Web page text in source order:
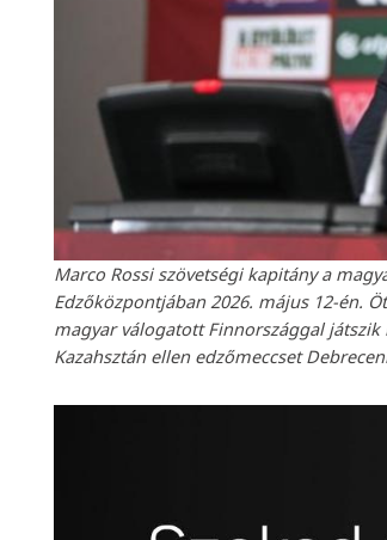
Marco Rossi szövetségi kapitány a
Edzőközpontjában 2026. május 12-én.
magyar válogatott Finnországgal
Kazahsztán ellen edzőmeccset